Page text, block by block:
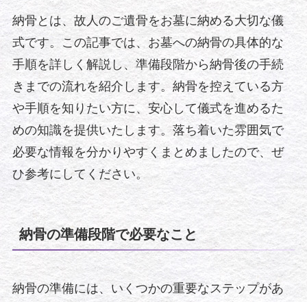
納骨とは、故人のご遺骨をお墓に納める大切な儀
式です。この記事では、お墓への納骨の具体的な
手順を詳しく解説し、準備段階から納骨後の手続
きまでの流れを紹介します。納骨を控えている方
や手順を知りたい方に、安心して儀式を進めるた
めの知識を提供いたします。落ち着いた雰囲気で
必要な情報を分かりやすくまとめましたので、ぜ
ひ参考にしてください。
納骨の準備段階で必要なこと
納骨の準備には、いくつかの重要なステップがあ